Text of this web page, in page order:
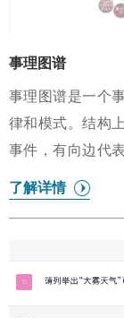
事理图谱
事理图谱是一个
律和模式。结构
事件，有向边代
逻辑关系。理论
的泛化事件。这
了解详情